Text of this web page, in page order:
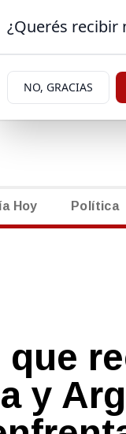
7.7ºC | GENERAL
Hoy Política
y
¿Querés recibir
NO, GRACIAS